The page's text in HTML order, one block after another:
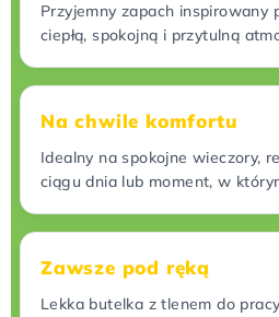
Przyjemny zapach inspirowany
ciepłą, spokojną i przytulną
Na chwile komfortu
Idealny na spokojne wieczory,
ciągu dnia lub moment, w
Zawsze pod ręką
Lekka butelka z tlenem do